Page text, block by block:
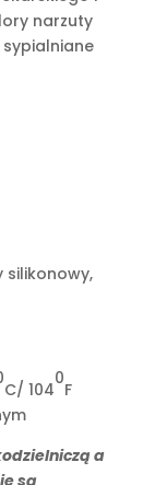
narzuty
silikonowy,
C/ 104
0
F
a